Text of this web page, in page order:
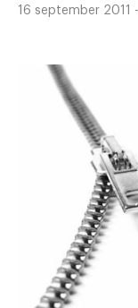
16 september 2011